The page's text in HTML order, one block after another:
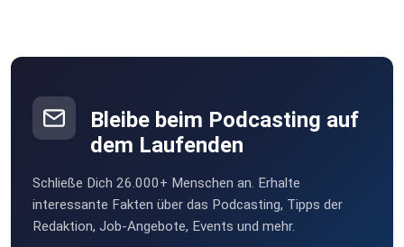
hannanass
tade
Bleibe beim Podcasting auf
dem Laufenden
Schließe Dich 26.000+ Menschen an. Erhalte
interessante Fakten über das Podcasting, Tipps der
Redaktion, Job-Angebote, Events und mehr.